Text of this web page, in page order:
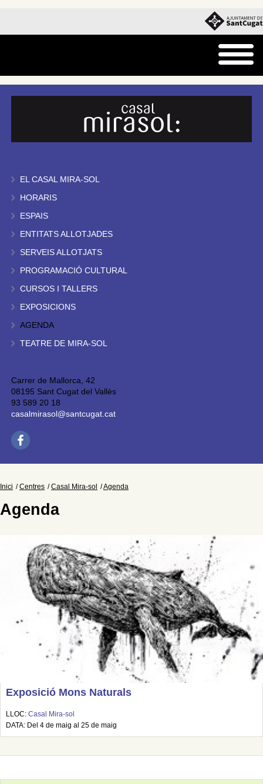
EL CASAL MIRA-SOL
HORARIS
ESPAIS
ENTITATS ALLOTJADES
SERVEIS ALLOTJATS
PROGRAMACIÓ CULTURAL
CURSOS I TALLERS
EXPOSICIONS
AGENDA
TEATRE DE MIRA-SOL
Carrer de Mallorca, 42
08195 Sant Cugat del Vallès
93 589 20 18
casalmirasol@santcugat.cat
Inici Centres Casal Mira-sol Agenda
Agenda
Exposició Mons Naturals
LLOC: Casal Mira-sol
DATA: Del 4 de maig al 25 de maig